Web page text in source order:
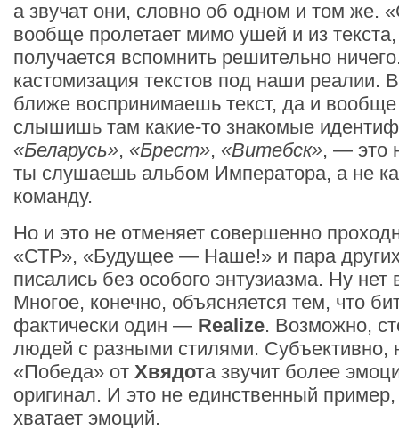
а звучат они, словно об одном и том же.
вообще пролетает мимо ушей и из
получается вспомнить решительно
кастомизация текстов под наши реалии.
ближе воспринимаешь текст, да и
слышишь там какие-то знакомые
«Беларусь», «Брест», «Витебск», — это
ты слушаешь альбом Императора, а не
команду.
Но и это не отменяет совершенно
«СТР», «Будущее — Наше!» и пара
писались без особого энтузиазма. Ну
Многое, конечно, объясняется тем, что
фактически один — Realize. Возможно,
людей с разными стилями. Субъективно,
«Победа» от Хвядота звучит более
оригинал. И это не единственный
хватает эмоций.